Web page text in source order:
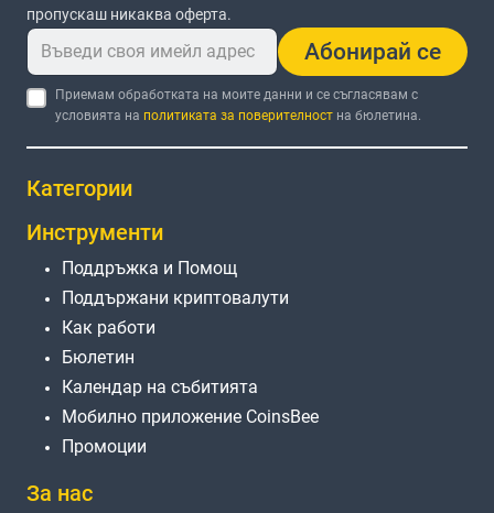
пропускаш никаква оферта.
Абонирай се
Приемам обработката на моите данни и се съгласявам с
условията на политиката за поверителност на бюлетина.
Категории
Инструменти
Поддръжка и Помощ
Поддържани криптовалути
Как работи
Бюлетин
Календар на събитията
Мобилно приложение CoinsBee
Промоции
За нас